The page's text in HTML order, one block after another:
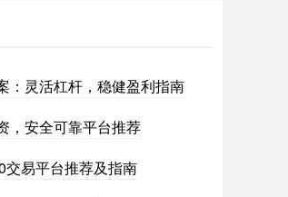
：灵活杠杆，稳健盈利指南
，安全可靠平台推荐
交易平台推荐及指南